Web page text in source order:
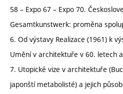
58 – Expo 67 – Expo 70.
Gesamtkunstwerk: proměna
6. Od výstavy Realizace (1961) k
Umění v architektuře v 60. letech
7. Utopické vize v architektuře
japonští metabolisté) a jejich